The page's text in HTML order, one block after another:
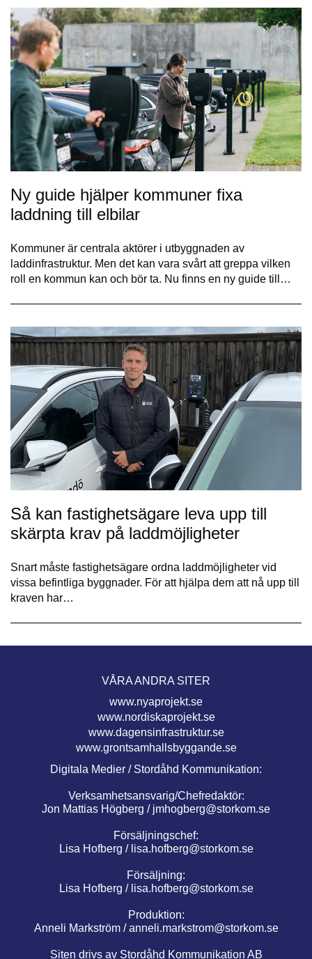
Ny guide hjälper kommuner fixa
laddning till elbilar
Kommuner är centrala aktörer i utbyggnaden av
laddinfrastruktur. Men det kan vara svårt att greppa vilken
roll en kommun kan och bör ta. Nu finns en ny guide till…
Så kan fastighetsägare leva upp till
skärpta krav på laddmöjligheter
Snart måste fastighetsägare ordna laddmöjligheter vid
vissa befintliga byggnader. För att hjälpa dem att nå upp till
kraven har…
VÅRA ANDRA SITER
www.nyaprojekt.se
www.nordiskaprojekt.se
www.dagensinfrastruktur.se
www.grontsamhallsbyggande.se
Digitala Medier / Stordåhd Kommunikation:
Verksamhetsansvarig/Chefredaktör:
Jon Mattias Högberg / jmhogberg@storkom.se
Försäljningschef:
Lisa Hofberg / lisa.hofberg@storkom.se
Försäljning:
Lisa Hofberg / lisa.hofberg@storkom.se
Produktion:
Anneli Markström / anneli.markstrom@storkom.se
Siten drivs av Stordåhd Kommunikation AB